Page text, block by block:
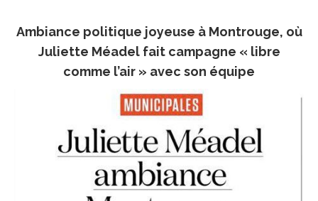
Ambiance politique joyeuse à Montrouge, où
Juliette Méadel fait campagne « libre
comme l’air » avec son équipe